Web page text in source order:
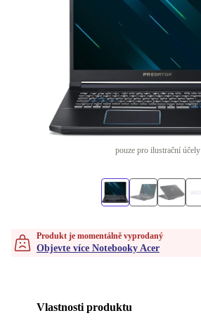
pouze pro ilustrační účely
Produkt je momentálně vyprodaný
Objevte více Notebooky Acer
Vlastnosti produktu